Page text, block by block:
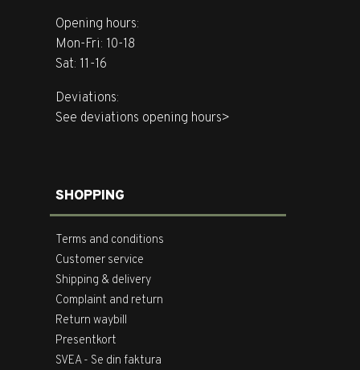
Opening hours:
Mon-Fri: 10-18
Sat: 11-16
Deviations:
See deviations opening hours>
SHOPPING
Terms and conditions
Customer service
Shipping & delivery
Complaint and return
Return waybill
Presentkort
SVEA - Se din faktura